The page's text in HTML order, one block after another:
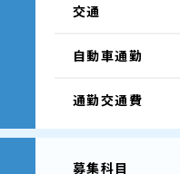
交通
自動車通勤
通勤交通費
募集科目